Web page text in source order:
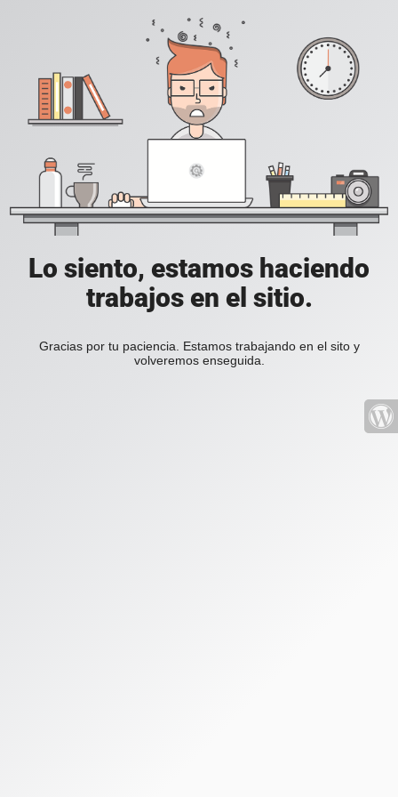
Lo siento, estamos haciendo
trabajos en el sitio.
Gracias por tu paciencia. Estamos trabajando en el sito y
volveremos enseguida.